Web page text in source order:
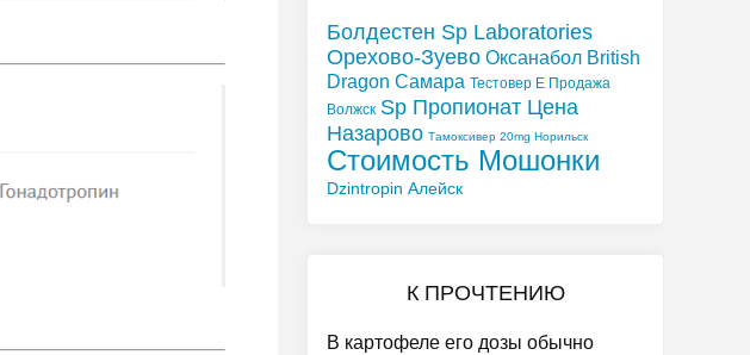
Болдестен Sp Laboratories
Орехово-Зуево Оксанабол British
Dragon Самара Тестовер Е Продажа
Волжск Sp Пропионат Цена
Назарово Тамоксивер 20mg Норильск
Стоимость Мошонки
Dzintropin Алейск
К ПРОЧТЕНИЮ
В картофеле его дозы обычно